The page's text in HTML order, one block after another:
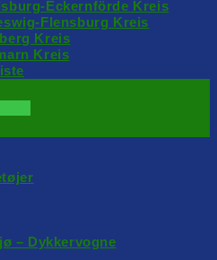
Eckernförde Kreis
Flensburg Kreis
Kreis
Kreis
– Dykkervogne